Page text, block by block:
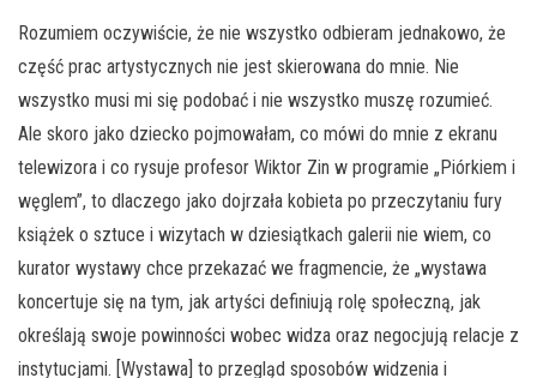
Rozumiem oczywiście, że nie wszystko odbieram jednakowo, że
część prac artystycznych nie jest skierowana do mnie. Nie
wszystko musi mi się podobać i nie wszystko muszę rozumieć.
Ale skoro jako dziecko pojmowałam, co mówi do mnie z ekranu
telewizora i co rysuje profesor Wiktor Zin w programie „Piórkiem i
węglem”, to dlaczego jako dojrzała kobieta po przeczytaniu fury
książek o sztuce i wizytach w dziesiątkach galerii nie wiem, co
kurator wystawy chce przekazać we fragmencie, że „wystawa
koncertuje się na tym, jak artyści definiują rolę społeczną, jak
określają swoje powinności wobec widza oraz negocjują relacje z
instytucjami. [Wystawa] to przegląd sposobów widzenia i